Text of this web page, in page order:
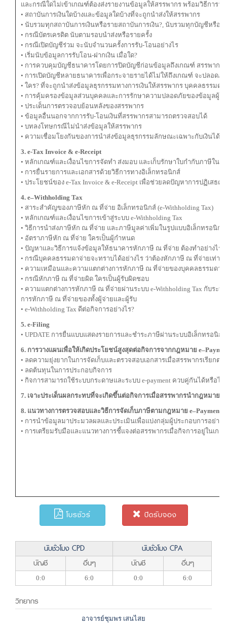
และกรณีใดไม่เข้าเกณฑ์ต้องส่งรายงานข้อมูลให้สรรพากร พร้อมวิธีการว
• สถาบันการเงินใดบ้างและข้อมูลใดบ้างที่จะถูกนำส่งให้สรรพากร
• นับรวมทุกสถาบันการเงินหรือรายสถาบันการเงิน?, นับรวมทุกบัญชีหรือร
• กรณีบัตรเครดิต นับตามรอบนำส่งหรือรายครั้ง
• กรณีเปิดบัญชีร่วม จะนับจำนวนครั้งการรับ-โอนอย่างไร
• เริ่มนับข้อมูลการรับโอน-ฝากเงิน เมื่อใด?
• การควบคุมบัญชีธนาคารโดยการปิดบัญชีก่อนข้อมูลถึงเกณฑ์ สรรพากรจ
• การเปิดบัญชีหลายธนาคารเพื่อกระจายรายได้ไม่ให้ถึงเกณฑ์ จะปลอดภั
• ใคร? ที่จะถูกนำส่งข้อมูลธุรกรรมทางการเงินให้สรรพากร บุคคลธรรมด
• การคุ้มครองข้อมูลส่วนบุคคลและการรักษาความปลอดภัยของข้อมูลผู้เ
• ประเด็นการตรวจอบย้อนหลังของสรรพากร
• ข้อมูลอื่นนอกจากการรับ-โอนเงินที่สรรพากรสามารถตรวจสอบได้
• บทลงโทษกรณีไม่นำส่งข้อมูลให้สรรพากร
• ความเชื่อมโยงกันของการนำส่งข้อมูลธุรกรรมลักษณะเฉพาะกับเงินได้จ
3. e-Tax Invoice & e-Receipt
• หลักเกณฑ์และเงื่อนไขการจัดทำ ส่งมอบ และเก็บรักษาใบกำกับภาษีในรูป
• การยื่นรายการและเอกสารด้วยวิธีการทางอิเล็กทรอนิกส์
• ประโยชน์ของ e-Tax Invoice & e-Receipt เพื่อช่วยลดปัญหาการปฏิเสธค
4. e–Withholding Tax
• สาระสำคัญของภาษีหัก ณ ที่จ่าย อิเล็กทรอนิกส์ (e-Withholding Tax)
• หลักเกณฑ์และเงื่อนไขการเข้าสู่ระบบ e-Withholding Tax
• วิธีการนำส่งภาษีหัก ณ ที่จ่าย และภาษีมูลค่าเพิ่มในรูปแบบอิเล็กทรอนิกส์
• อัตราภาษีหัก ณ ที่จ่าย ใครเป็นผู้กำหนด
• ปัญหาและวิธีการแจ้งข้อมูลให้ธนาคารหักภาษี ณ ที่จ่าย ต้องทำอย่างไร?
• กรณีบุคคลธรรมดาจ่ายจะทราบได้อย่างไร ว่าต้องหักภาษี ณ ที่จ่ายเท่าไ
• ความเหมือนและความแตกต่างการหักภาษี ณ ที่จ่ายของบุคคลธรรมดา
• กรณีหักภาษี ณ ที่จ่ายผิด ใครเป็นผู้รับผิดชอบ
• ความแตกต่างการหักภาษี ณ ที่จ่ายผ่านระบบ e-Withholding Tax กับระบ
การหักภาษี ณ ที่จ่ายของทั้งผู้จ่ายและผู้รับ
• e-Withholding Tax ดีต่อกิจการอย่างไร?
5. e-Filing
• UPDATE การยื่นแบบแสดงรายการและชำระภาษีผ่านระบบอิเล็กทรอนิ
6. การวางแผนเพื่อให้เกิดประโยชน์สูงสุดต่อกิจการจากกฎหมาย
• ลดความยุ่งยากในการจัดเก็บและตรวจสอบเอกสารเมื่อสรรพากรเรียกต
• ลดต้นทุนในการประกอบกิจการ
• กิจการสามารถใช้ระบบกระดาษและระบบ e-payment ควบคู่กันได้หรือไ
7. เจาะประเด็นผลกระทบที่จะเกิดขึ้นต่อกิจการเมื่อสรรพากรนำกฎหมาย
8. แนวทางการตรวจสอบและวิธีการจัดเก็บภาษีตามกฎหมาย
• การนำข้อมูลมาประมวลผลและประเมินเพื่อแบ่งกลุ่มผู้ประกอบการอย่าง
• การเตรียมรับมือและแนวทางการชี้แจงต่อสรรพากรเมื่อกิจการอยู่ในเก
โบรชัวร์ ปิดรับจอง
นับชั่วโมง CPD
นับชั่วโมง CPA
บัญชี
อื่นๆ บัญชี อื่นๆ
0:0 6:0 0:0 6:0
วิทยากร
อาจารย์ชุมพร เสนไสย